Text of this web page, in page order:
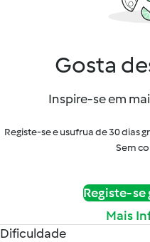
Gosta
Inspire-se em
Registe-se e usufrua de 30 dias
Sem
Registe-
Mais
Dificuldade